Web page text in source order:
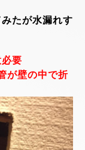
たが水漏れす
要
が壁の中で折